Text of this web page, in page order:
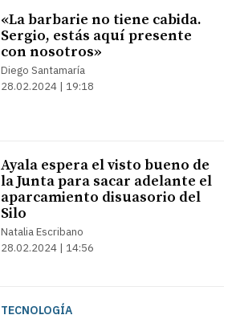
«La barbarie no tiene cabida.
Sergio, estás aquí presente
con nosotros»
Diego Santamaría
28.02.2024 | 19:18
Ayala espera el visto bueno de
la Junta para sacar adelante el
aparcamiento disuasorio del
Silo
Natalia Escribano
28.02.2024 | 14:56
TECNOLOGÍA